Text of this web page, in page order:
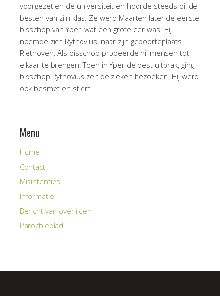
voorgezet en de universiteit en hoorde steeds bij de
besten van zijn klas. Ze werd Maarten later de eerste
bisschop van Yper, wat een grote eer was. Hij
noemde zich Rythovius, naar zijn geboorteplaats
Riethoven. Als bisschop probeerde hij mensen tot
elkaar te brengen. Toen in Yper de pest uitbrak, ging
bisschop Rythovius zelf de zieken bezoeken. Hij werd
ook besmet en stierf.
Menu
Home
Contact
Misintenties
Informatie
Bericht van overlijden
Parochieblad